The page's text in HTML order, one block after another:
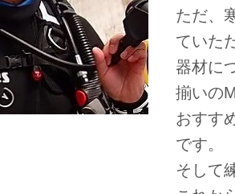
ただ、
ていた
器材に
揃いの
おすす
です。
そして